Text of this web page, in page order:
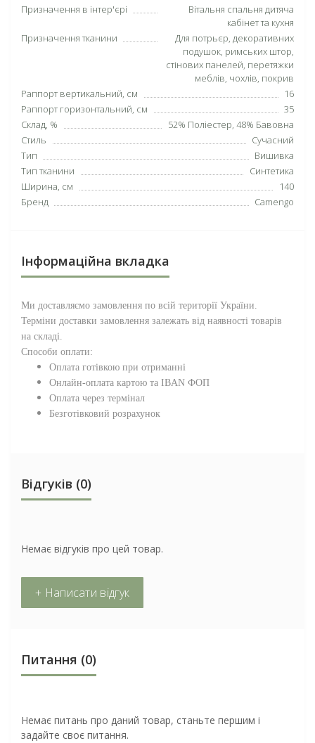
Призначення в інтер'єрі
Вітальня спальня дитяча
кабінет та кухня
Призначення тканини
Для потрьєр, декоративних
подушок, римських штор,
стінових панелей, перетяжки
меблів, чохлів, покрив
Раппорт вертикальний, см
16
Раппорт горизонтальний, см
35
Склад, %
52% Поліестер, 48% Бавовна
Стиль
Сучасний
Тип
Вишивка
Тип тканини
Синтетика
Ширина, см
140
Бренд
Camengo
Інформаційна вкладка
Ми доставляємо замовлення по всій території України.
Терміни доставки замовлення залежать від наявності товарів
на складі.
Способи оплати:
Оплата готівкою при отриманні
Онлайн-оплата картою та IBAN ФОП
Оплата через термінал
Безготівковий розрахунок
Відгуків (0)
Немає відгуків про цей товар.
+ Написати відгук
Питання (0)
Немає питань про даний товар, станьте першим і
задайте своє питання.